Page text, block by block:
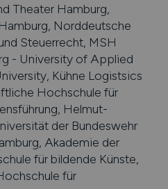
Theater Hamburg,
Norddeutsche
Steuerrecht, MSH
- University of Applied
Kühne Logistsics
Hochschule für
Helmut-
der Bundeswehr
Akademie der
für bildende Künste,
für